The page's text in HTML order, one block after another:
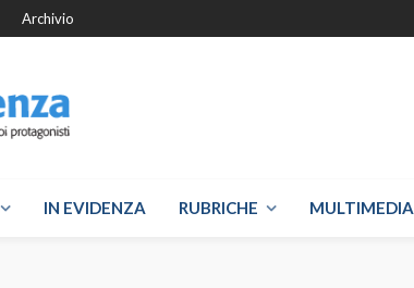
Archivio
IN EVIDENZA RUBRICHE MULTIMEDIA